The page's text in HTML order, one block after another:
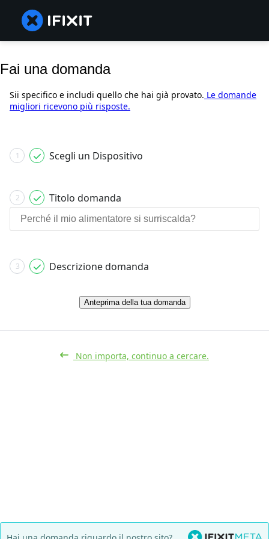
Fai una domanda
Sii specifico e includi quello che hai già provato. Le domande
migliori ricevono più risposte.
1 Scegli un Dispositivo
2 Titolo domanda
3 Descrizione domanda
Anteprima della tua domanda
Non importa, continuo a cercare.